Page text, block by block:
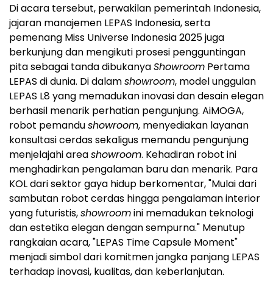
Di acara tersebut, perwakilan pemerintah Indonesia,
jajaran manajemen LEPAS Indonesia, serta
pemenang Miss Universe Indonesia 2025 juga
berkunjung dan mengikuti prosesi pengguntingan
pita sebagai tanda dibukanyaShowroom Pertama
LEPAS di dunia. Di dalamshowroom, model unggulan
LEPAS L8 yang memadukan inovasi dan desain elegan
berhasil menarik perhatian pengunjung. AiMOGA,
robot pemandushowroom, menyediakan layanan
konsultasi cerdas sekaligus memandu pengunjung
menjelajahi areashowroom. Kehadiran robot ini
menghadirkan pengalaman baru dan menarik. Para
KOL dari sektor gaya hidup berkomentar, "Mulai dari
sambutan robot cerdas hingga pengalaman interior
yang futuristis,showroomini memadukan teknologi
dan estetika elegan dengan sempurna." Menutup
rangkaian acara, "LEPAS Time Capsule Moment"
menjadi simbol dari komitmen jangka panjang LEPAS
terhadap inovasi, kualitas, dan keberlanjutan.